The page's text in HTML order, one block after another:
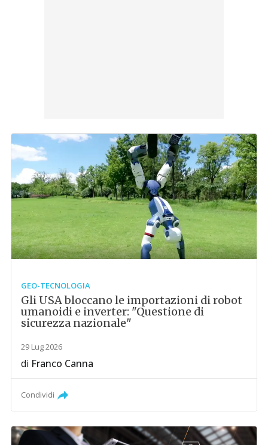
GEO-TECNOLOGIA
Gli USA bloccano le importazioni di robot
umanoidi e inverter: "Questione di
sicurezza nazionale"
29 Lug 2026
di Franco Canna
Condividi